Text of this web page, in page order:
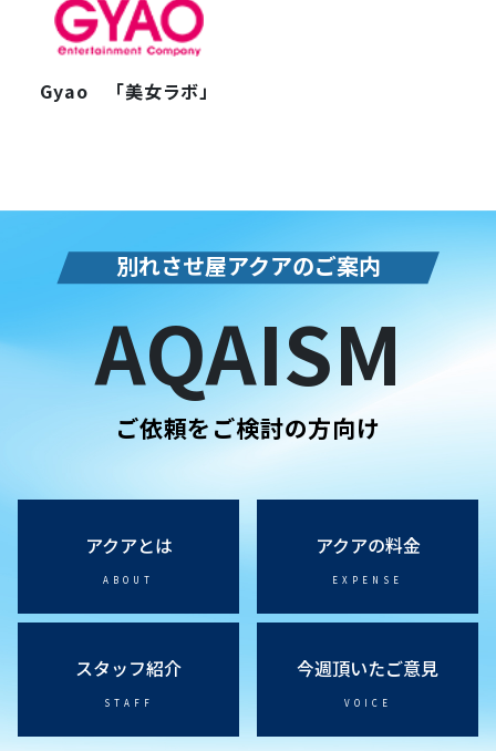
Gyao 「美女ラボ」
別れさせ屋アクアのご案内
AQAISM
ご依頼をご検討の方向け
アクアとは
ABOUT
アクアの料金
EXPENSE
スタッフ紹介
STAFF
今週頂いたご意見
VOICE